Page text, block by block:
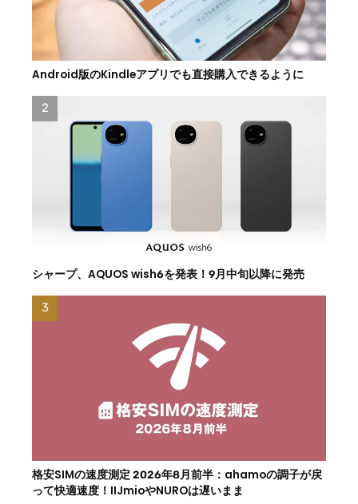
Android版のKindleアプリでも直接購入できるように
シャープ、AQUOS wish6を発表！9月中旬以降に発売
格安SIMの速度測定 2026年8月前半：ahamoの調子が戻
って快適速度！IIJmioやNUROは遅いまま